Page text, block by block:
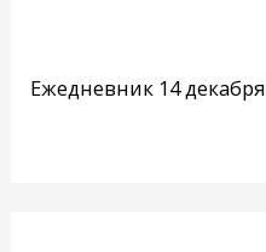
Ежедневник 14 декабря